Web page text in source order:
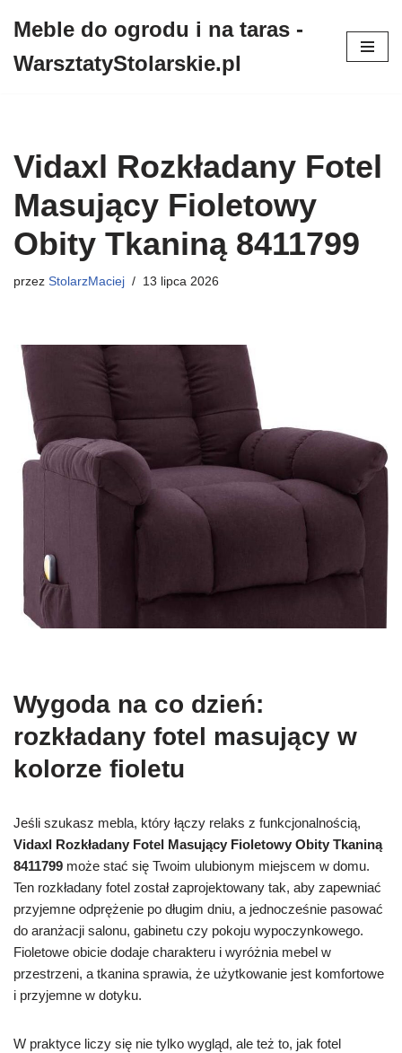
do
Meble do ogrodu i na taras -
WarsztatyStolarskie.pl
Vidaxl Rozkładany Fotel
Masujący Fioletowy
Obity Tkaniną 8411799
przez StolarzMaciej 13 lipca 2026
Wygoda na co dzień:
rozkładany fotel masujący w
kolorze fioletu
Jeśli szukasz mebla, który łączy relaks z funkcjonalnością,
Vidaxl Rozkładany Fotel Masujący Fioletowy Obity Tkaniną
8411799 może stać się Twoim ulubionym miejscem w domu.
Ten rozkładany fotel został zaprojektowany tak, aby zapewniać
przyjemne odprężenie po długim dniu, a jednocześnie pasować
do aranżacji salonu, gabinetu czy pokoju wypoczynkowego.
Fioletowe obicie dodaje charakteru i wyróżnia mebel w
przestrzeni, a tkanina sprawia, że użytkowanie jest komfortowe
i przyjemne w dotyku.
W praktyce liczy się nie tylko wygląd, ale też to, jak fotel